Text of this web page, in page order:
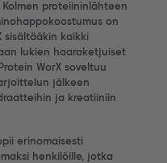
proteiininlähteen
on
sisältääkin kaikki
lukien haaraketjuiset
WorX soveltuu
jälkeen
ja kreatiiniin
erinomaisesti
henkilöille, jotka